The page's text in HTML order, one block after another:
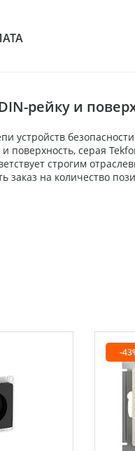
рейку и
устройств
поверхность, серая
строгим
заказ на количество
-